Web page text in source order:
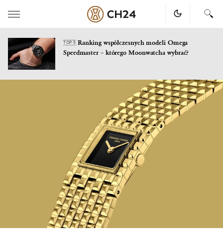
TOP 5Ranking współczesnych modeli Omega
Speedmaster – którego Moonwatcha wybrać?